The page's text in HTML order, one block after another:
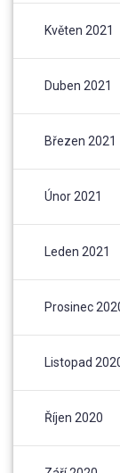
Květen 2021
Duben 2021
Březen 2021
Únor 2021
Leden 2021
Prosinec
Listopad
Říjen 2020